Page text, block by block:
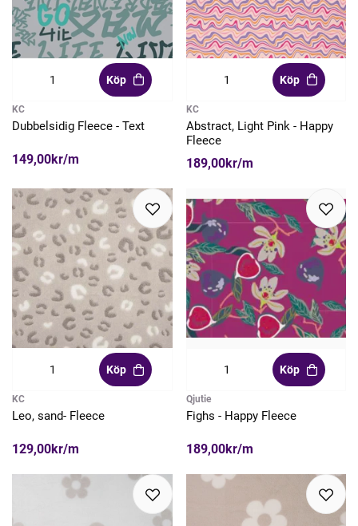
Köp
KC
Dubbelsidig Fleece - Text
149,00kr/m
Köp
KC
Abstract, Light Pink - Happy
Fleece
189,00kr/m
Köp
KC
Leo, sand- Fleece
129,00kr/m
Köp
Qjutie
Fighs - Happy Fleece
189,00kr/m